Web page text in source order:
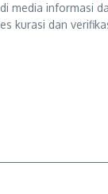
media informasi
dan